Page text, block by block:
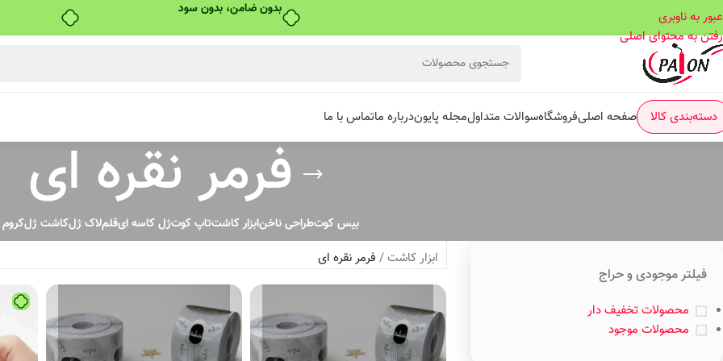
بدون ضامن، بدون سود
عبور به ناوبری
رفتن به محتوای اصلی
دسته‌بندی کالا صفحه اصلیفروشگاهسوالات متداولمجله پایوندرباره ماتماس با ما
فرمر نقره ای
بیس کوتطراحی ناخنابزار کاشتتاپ کوتژل کاسه ایقلملاک ژلکاشت ژلکروم
فیلتر موجودی و حراج
محصولات تخفیف دار
محصولات موجود
ابزار کاشت/ فرمر نقره ای